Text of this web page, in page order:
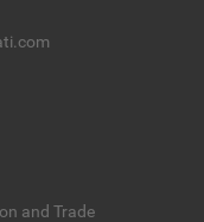
and Trade